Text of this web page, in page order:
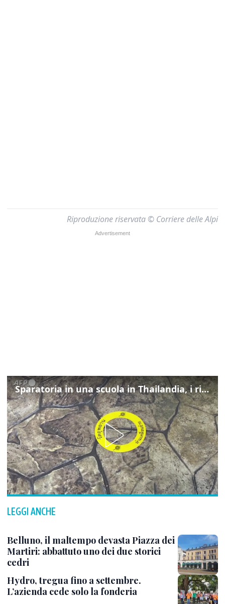
Riproduzione riservata © Corriere delle Alpi
Sparatoria in una scuola in Thailandia, i rilievi della polizia
LEGGI ANCHE
Belluno, il maltempo devasta Piazza dei
Martiri: abbattuto uno dei due storici
cedri
Hydro, tregua fino a settembre.
L’azienda cede solo la fonderia